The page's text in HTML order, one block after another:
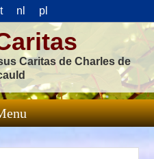
nl pl
Caritas de Charles de